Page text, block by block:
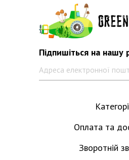
Підпишіться на нашу
Оплата та
Зворотній